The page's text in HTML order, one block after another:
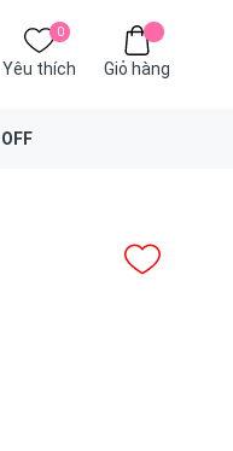
0
Yêu thích Giỏ hàng